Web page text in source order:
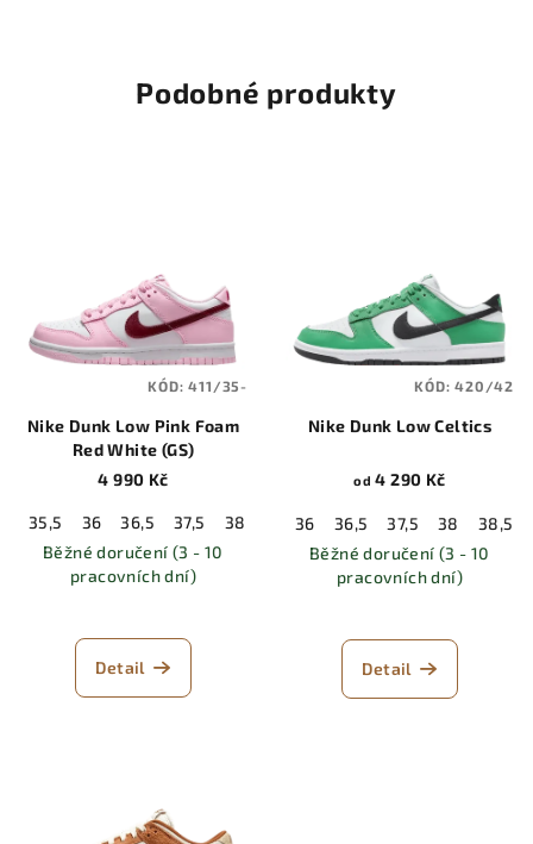
Podobné produkty
Nike Dunk Low Pink Foam
Red White (GS)
4 990 Kč
35,5 36 36,5 37,5 38 38,5 39
40
Běžné doručení (3 - 10
pracovních dní)
Detail
KÓD:411/35-
Nike Dunk Low Celtics
od 4 290 Kč
36 36,5 37,5 38 38,5
Běžné doručení (3 - 10
pracovních dní)
Detail
KÓD:420/42